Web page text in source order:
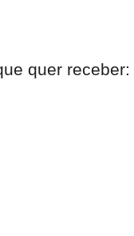
quer receber: